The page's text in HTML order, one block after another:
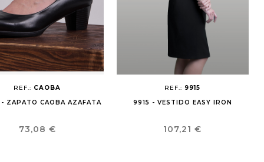
REF.: CAOBA
- ZAPATO CAOBA AZAFATA
Precio
73,08 €
REF.: 9915
9915 - VESTIDO EASY IRON
Precio
107,21 €
×
×
×
×